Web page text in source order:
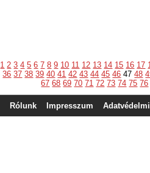
1 2 3 4 5 6 7 8 9 10 11 12 13 14 15 16 17
36 37 38 39 40 41 42 43 44 45 46 47 48
67 68 69 70 71 72 73 74 75 76
Rólunk Impresszum